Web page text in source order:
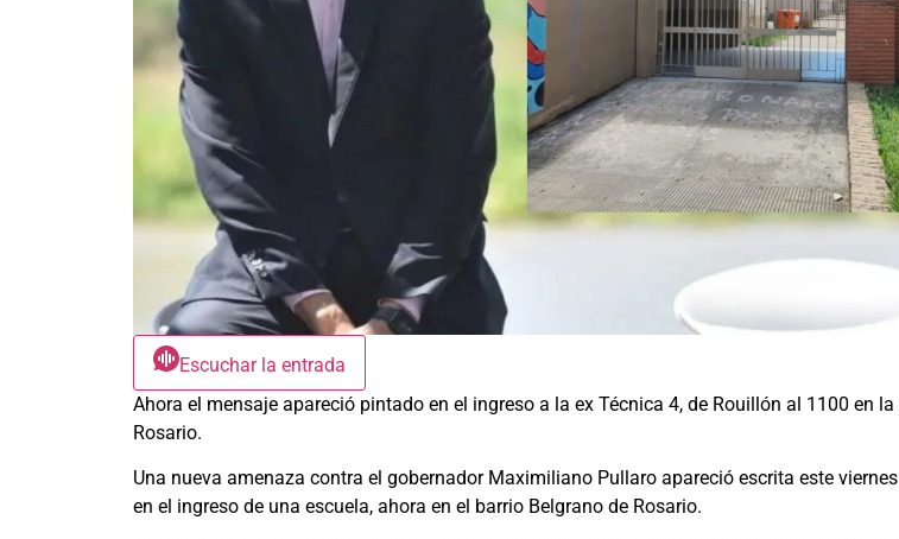
Escuchar la entrada
Ahora el mensaje apareció pintado en el ingreso a la ex Técnica 4, de Rouillón al 1100 en
Rosario.
Una nueva amenaza contra el gobernador Maximiliano Pullaro apareció escrita este
en el ingreso de una escuela, ahora en el barrio Belgrano de Rosario.